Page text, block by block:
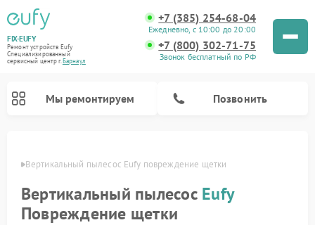
FIX-EUFY
Ремонт устройств Eufy
Специализированный
cервисный центр г.Барнаул
+7 (385) 254-68-04
Ежедневно, с 10:00 до 20:00
+7 (800) 302-71-75
Звонок бесплатный по РФ
Мы ремонтируем Позвонить
Вертикальный пылесос Eufy повреждение щетки
Вертикальный пылесос Eufy
Повреждение щетки